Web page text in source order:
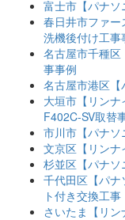
富士市【パナソ
春日井市ファ
洗機後付け工事
名古屋市千種
事事例
名古屋市港区【
大垣市【リン
F402C-SV取替
市川市【パナ
文京区【リン
杉並区【パナ
千代田区【パナ
ト付き交換工事
さいたま【リ